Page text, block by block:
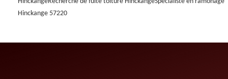
Hinckange 57220